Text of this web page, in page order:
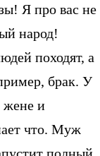
Я про вас не
народ!
походят, а
брак. У
жене и
что. Муж